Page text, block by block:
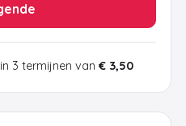
3 termijnen van € 3,50